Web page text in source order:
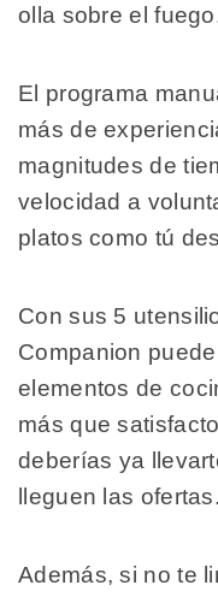
olla sobre el
El programa
más de
magnitudes de
velocidad a
platos como tú
Con sus 5
Companion
elementos de
más que
deberías ya
lleguen las ofertas.
Además, si no te